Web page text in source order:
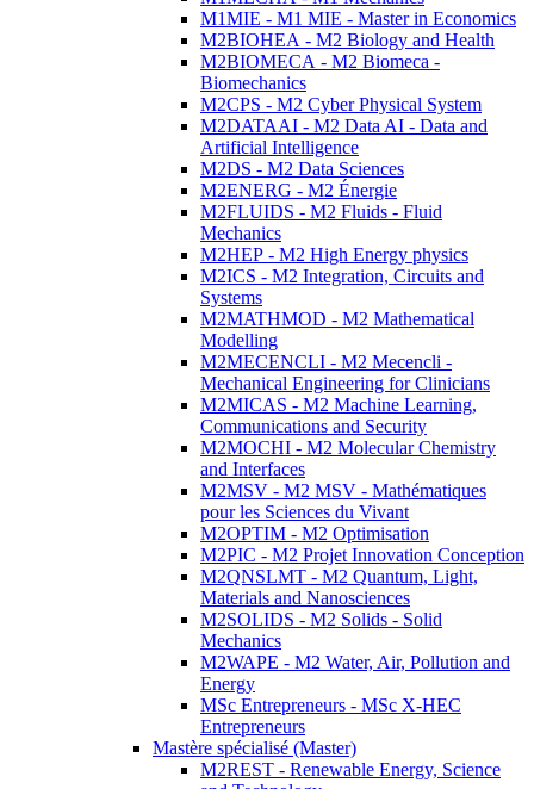
M1MIE - M1 MIE - Master in Economics
M2BIOHEA - M2 Biology and Health
M2BIOMECA - M2 Biomeca -
Biomechanics
M2CPS - M2 Cyber Physical System
M2DATAAI - M2 Data AI - Data and
Artificial Intelligence
M2DS - M2 Data Sciences
M2ENERG - M2 Énergie
M2FLUIDS - M2 Fluids - Fluid
Mechanics
M2HEP - M2 High Energy physics
M2ICS - M2 Integration, Circuits and
Systems
M2MATHMOD - M2 Mathematical
Modelling
M2MECENCLI - M2 Mecencli -
Mechanical Engineering for Clinicians
M2MICAS - M2 Machine Learning,
Communications and Security
M2MOCHI - M2 Molecular Chemistry
and Interfaces
M2MSV - M2 MSV - Mathématiques
pour les Sciences du Vivant
M2OPTIM - M2 Optimisation
M2PIC - M2 Projet Innovation Conception
M2QNSLMT - M2 Quantum, Light,
Materials and Nanosciences
M2SOLIDS - M2 Solids - Solid
Mechanics
M2WAPE - M2 Water, Air, Pollution and
Energy
MSc Entrepreneurs - MSc X-HEC
Entrepreneurs
Mastère spécialisé (Master)
M2REST - Renewable Energy, Science